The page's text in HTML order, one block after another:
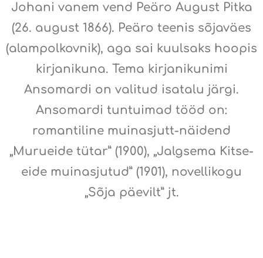
Johani vanem vend Peäro August Pitka
(26. august 1866). Peäro teenis sõjaväes
(alampolkovnik), aga sai kuulsaks hoopis
kirjanikuna. Tema kirjanikunimi
Ansomardi on valitud isatalu järgi.
Ansomardi tuntuimad tööd on:
romantiline muinasjutt-näidend
„Murueide tütar” (1900), „Jalgsema Kitse-
eide muinasjutud” (1901), novellikogu
„Sõja päevilt” jt.